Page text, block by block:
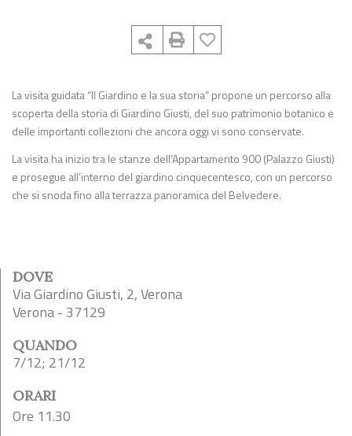
La visita guidata “Il Giardino e la sua storia” propone un percorso alla
scoperta della storia di Giardino Giusti, del suo patrimonio botanico e
delle importanti collezioni che ancora oggi vi sono conservate.
La visita ha inizio tra le stanze dell’Appartamento 900 (Palazzo Giusti)
e prosegue all’interno del giardino cinquecentesco, con un percorso
che si snoda fino alla terrazza panoramica del Belvedere.
DOVE
Via Giardino Giusti, 2, Verona
Verona - 37129
QUANDO
7/12; 21/12
ORARI
Ore 11.30